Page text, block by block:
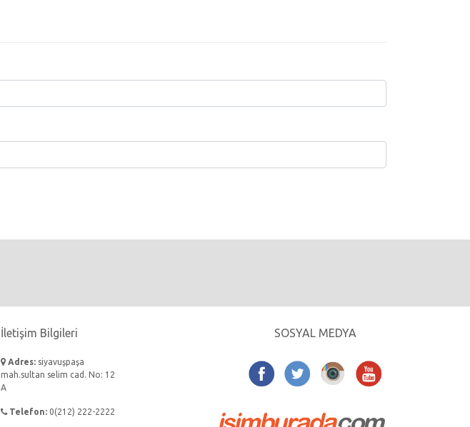
İletişim Bilgileri
Adres: siyavuşpaşa
mah.sultan selim cad. No: 12
A
Telefon: 0(212) 222-2222
SOSYAL MEDYA